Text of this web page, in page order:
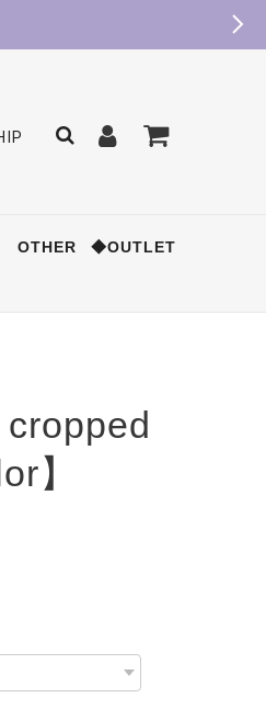
OTHER ◆OUTLET
】